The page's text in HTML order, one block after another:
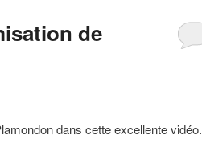
de
dans cette excellente vidéo.